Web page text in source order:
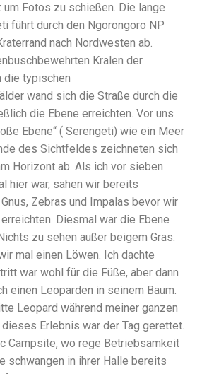
Fotos zu schießen. Die lange
führt durch den Ngorongoro NP
nach Nordwesten ab.
Kralen der
die typischen
wand sich die Straße durch die
die Ebene erreichten. Vor uns
Ebene“ ( Serengeti) wie ein Meer
des Sichtfeldes zeichneten sich
Horizont ab. Als ich vor sieben
hier war, sahen wir bereits
Zebras und Impalas bevor wir
Diesmal war die Ebene
zu sehen außer beigem Gras.
mal einen Löwen. Ich dachte
war wohl für die Füße, aber dann
einen Leoparden in seinem Baum.
Leopard während meiner ganzen
Erlebnis war der Tag gerettet.
Campsite, wo rege Betriebsamkeit
schwangen in ihrer Halle bereits